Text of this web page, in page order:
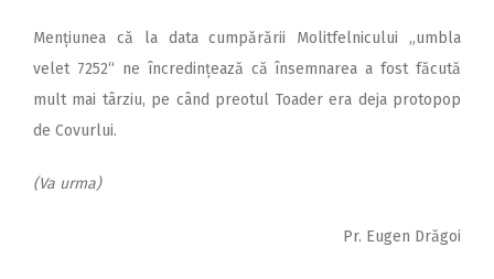
Mențiunea că la data cumpărării Molitfelnicului „umbla
velet 7252“ ne încredințează că însemnarea a fost făcută
mult mai târziu, pe când preotul Toader era deja protopop
de Covurlui.
(Va urma)
Pr. Eugen Drăgoi